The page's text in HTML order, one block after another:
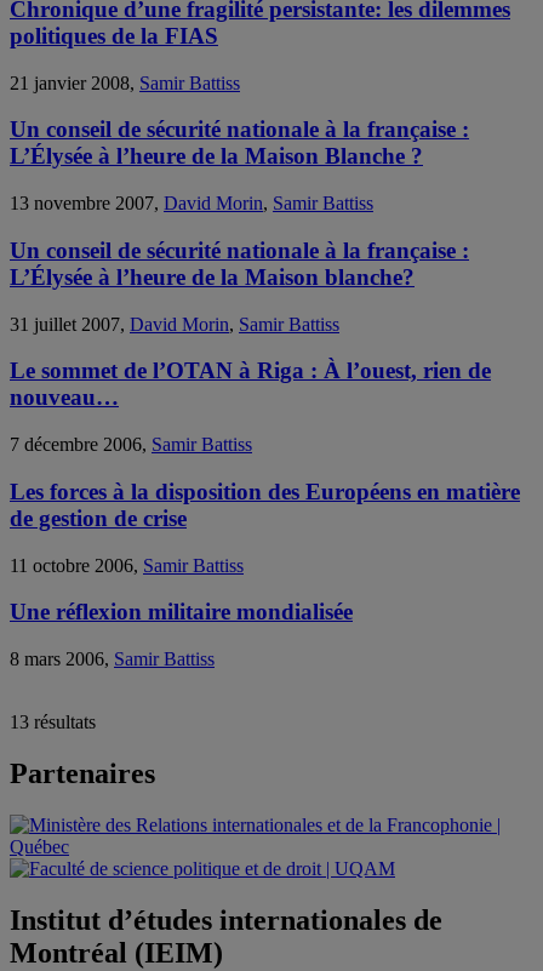
Chronique d’une fragilité persistante: les dilemmes
politiques de la FIAS
21 janvier 2008, Samir Battiss
Un conseil de sécurité nationale à la française :
L’Élysée à l’heure de la Maison Blanche ?
13 novembre 2007, David Morin, Samir Battiss
Un conseil de sécurité nationale à la française :
L’Élysée à l’heure de la Maison blanche?
31 juillet 2007, David Morin, Samir Battiss
Le sommet de l’OTAN à Riga : À l’ouest, rien de
nouveau…
7 décembre 2006, Samir Battiss
Les forces à la disposition des Européens en matière
de gestion de crise
11 octobre 2006, Samir Battiss
Une réflexion militaire mondialisée
8 mars 2006, Samir Battiss
13 résultats
Partenaires
Institut d’études internationales de
Montréal (IEIM)